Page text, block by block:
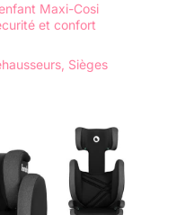
Maxi-Cosi
et confort
Sièges